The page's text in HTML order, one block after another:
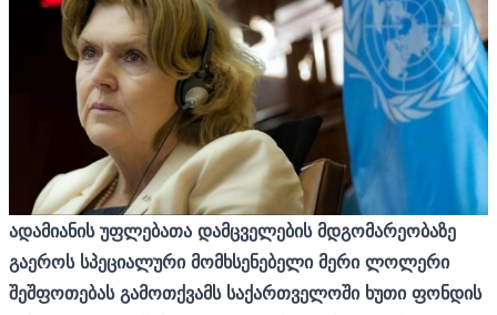
ადამიანის უფლებათა დამცველების მდგომარეობაზე
გაეროს სპეციალური მომხსენებელი მერი ლოლერი
შეშფოთებას გამოთქვამს საქართველოში ხუთი ფონდის